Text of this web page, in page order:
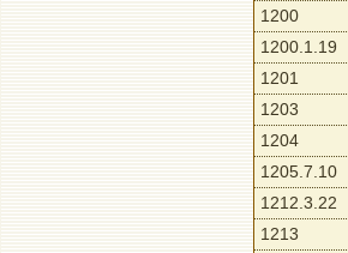
1200
1200.1.19
1201
1203
1204
1205.7.10
1212.3.22
1213